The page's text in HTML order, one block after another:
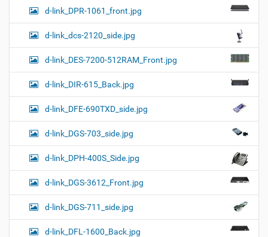
d-link_DPR-1061_front.jpg
d-link_dcs-2120_side.jpg
d-link_DES-7200-512RAM_Front.jpg
d-link_DIR-615_Back.jpg
d-link_DFE-690TXD_side.jpg
d-link_DGS-703_side.jpg
d-link_DPH-400S_Side.jpg
d-link_DGS-3612_Front.jpg
d-link_DGS-711_side.jpg
d-link_DFL-1600_Back.jpg